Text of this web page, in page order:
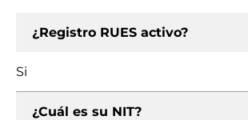
¿Registro RUES activo?
Si
¿Cuál es su NIT?